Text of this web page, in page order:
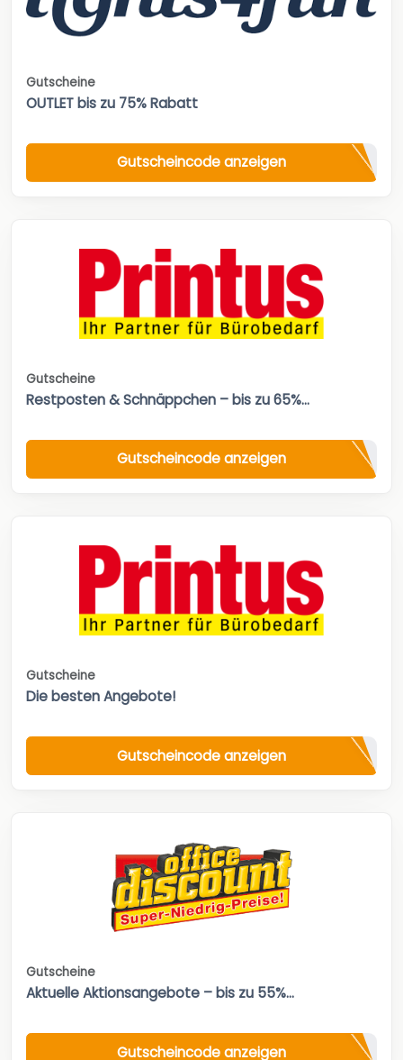
Gutscheine
OUTLET bis zu 75% Rabatt
Gutscheincode anzeigen
Gutscheine
Restposten & Schnäppchen – bis zu 65%...
Gutscheincode anzeigen
Gutscheine
Die besten Angebote!
Gutscheincode anzeigen
Gutscheine
Aktuelle Aktionsangebote – bis zu 55%...
Gutscheincode anzeigen